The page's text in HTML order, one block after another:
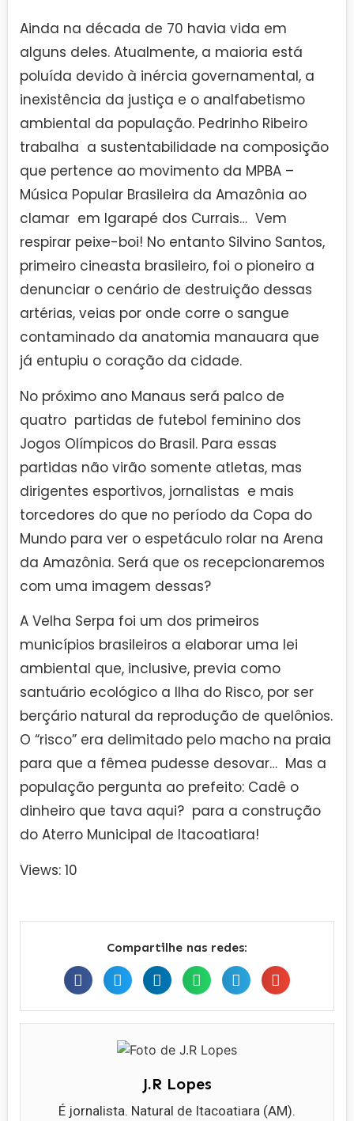
Ainda na década de 70 havia vida em
alguns deles. Atualmente, a maioria está
poluída devido à inércia governamental, a
inexistência da justiça e o analfabetismo
ambiental da população. Pedrinho Ribeiro
trabalha a sustentabilidade na composição
que pertence ao movimento da MPBA –
Música Popular Brasileira da Amazônia ao
clamar em Igarapé dos Currais… Vem
respirar peixe-boi! No entanto Silvino Santos,
primeiro cineasta brasileiro, foi o pioneiro a
denunciar o cenário de destruição dessas
artérias, veias por onde corre o sangue
contaminado da anatomia manauara que
já entupiu o coração da cidade.
No próximo ano Manaus será palco de
quatro partidas de futebol feminino dos
Jogos Olímpicos do Brasil. Para essas
partidas não virão somente atletas, mas
dirigentes esportivos, jornalistas e mais
torcedores do que no período da Copa do
Mundo para ver o espetáculo rolar na Arena
da Amazônia. Será que os recepcionaremos
com uma imagem dessas?
A Velha Serpa foi um dos primeiros
municípios brasileiros a elaborar uma lei
ambiental que, inclusive, previa como
santuário ecológico a Ilha do Risco, por ser
berçário natural da reprodução de quelônios.
O “risco” era delimitado pelo macho na praia
para que a fêmea pudesse desovar… Mas a
população pergunta ao prefeito: Cadê o
dinheiro que tava aqui? para a construção
do Aterro Municipal de Itacoatiara!
Views: 10
Compartilhe nas redes:
J.R Lopes
É jornalista. Natural de Itacoatiara (AM).